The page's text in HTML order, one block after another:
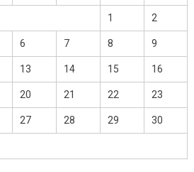
1 2
6 7 8 9
13 14 15 16
20 21 22 23
27 28 29 30